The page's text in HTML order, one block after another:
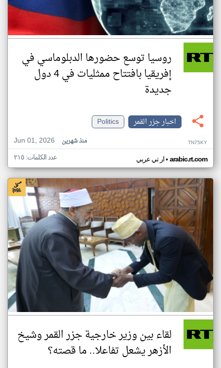
روسيا توسع حضورها الدبلوماسي في
إفريقيا بافتتاح ممثليات في 4 دول
جديدة
اخبار جزر القمر
Politics
Jun 01, 2026
منذ شهرين TN75KY
ار تي عربي• arabic.rt.com عدد الكلمات: ٢١٥
لقاء بين وزير خارجية جزر القمر وشيخ
الأزهر يشعل تفاعلا.. ما قصته؟